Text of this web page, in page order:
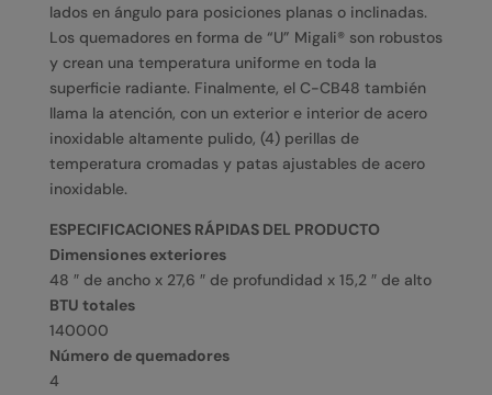
lados en ángulo para posiciones planas o inclinadas.
Los quemadores en forma de “U” Migali® son robustos
y crean una temperatura uniforme en toda la
superficie radiante. Finalmente, el C-CB48 también
llama la atención, con un exterior e interior de acero
inoxidable altamente pulido, (4) perillas de
temperatura cromadas y patas ajustables de acero
inoxidable.
ESPECIFICACIONES RÁPIDAS DEL PRODUCTO
Dimensiones exteriores
48 ″ de ancho x 27,6 ″ de profundidad x 15,2 ″ de alto
BTU totales
140000
Número de quemadores
4